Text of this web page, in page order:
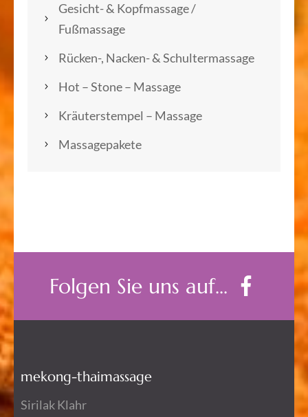
Gesicht- & Kopfmassage /
Fußmassage
Rücken-, Nacken- & Schultermassage
Hot – Stone – Massage
Kräuterstempel – Massage
Massagepakete
Folgen Sie uns auf...
mekong-thaimassage
Sirilak Klahr